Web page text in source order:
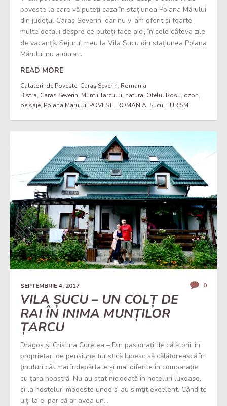
poveste la care vă puteți caza în stațiunea Poiana Mărului
din județul Caraș Severin, dar nu v-am oferit și foarte
multe detalii despre ce puteți face aici, în cele câteva zile
de vacanță. Sejurul meu la Vila Șucu din stațiunea Poiana
Mărului nu a durat...
READ MORE
Calatorii de Poveste, Caraş Severin, Romania
Bistra, Caras Severin, Muntii Tarcului, natura, Otelul Rosu, ozon,
peisaje, Poiana Marului, POVESTI, ROMANIA, Sucu, TURISM
SEPTEMBRIE 4, 2017 0
VILA ȘUCU – UN COLȚ DE
RAI ÎN INIMA MUNȚILOR
ȚARCU
Dragoș și Cristina Curelea – Din pasionați de călătorii, în
proprietari de pensiune turistică Iubesc să călătorească în
ţinuturi cât mai îndepărtate şi mai diferite în comparație
cu ţara noastră. Nu au stat niciodată în hoteluri luxoase,
ci la hosteluri modeste unde s-au simţit excelent. Când te
uiți la ei par că ar avea un...